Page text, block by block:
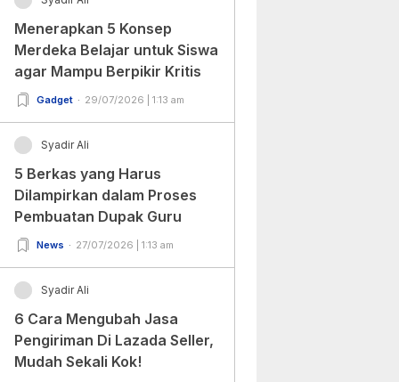
Menerapkan 5 Konsep
Merdeka Belajar untuk Siswa
agar Mampu Berpikir Kritis
Gadget 29/07/2026 | 1:13 am
Syadir Ali
5 Berkas yang Harus
Dilampirkan dalam Proses
Pembuatan Dupak Guru
News 27/07/2026 | 1:13 am
Syadir Ali
6 Cara Mengubah Jasa
Pengiriman Di Lazada Seller,
Mudah Sekali Kok!